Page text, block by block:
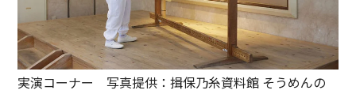
実演コーナー 写真提供：揖保乃糸資料館 そうめんの